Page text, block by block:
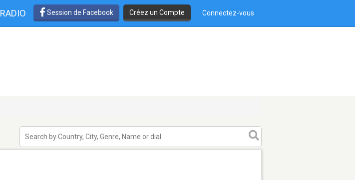
RADIO Session de Facebook Créez un Compte Connectez-vous